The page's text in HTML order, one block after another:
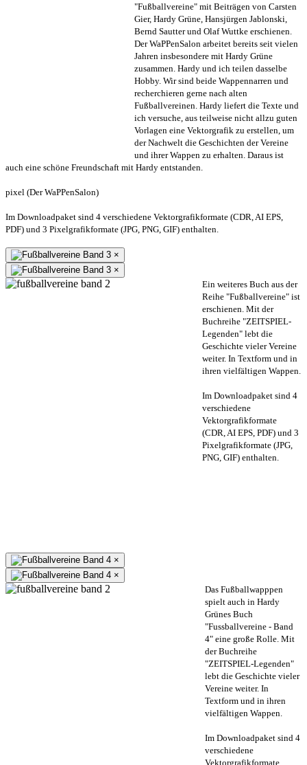
"Fußballvereine" mit Beiträgen von Carsten
Gier, Hardy Grüne, Hansjürgen Jablonski,
Bernd Sautter und Olaf Wuttke erschienen.
Der WaPPenSalon arbeitet bereits seit vielen
Jahren insbesondere mit Hardy Grüne
zusammen. Hardy und ich teilen dasselbe
Hobby. Wir sind beide Wappennarren und
recherchieren gerne nach alten
Fußballvereinen. Hardy liefert die Texte und
ich versuche, aus teilweise nicht allzu guten
Vorlagen eine Vektorgrafik zu erstellen, um
der Nachwelt die Geschichten der Vereine
und ihrer Wappen zu erhalten. Daraus ist
auch eine schöne Freundschaft mit Hardy entstanden.
pixel (Der WaPPenSalon)
Im Downloadpaket sind 4 verschiedene Vektorgrafikformate (CDR, AI EPS,
PDF) und 3 Pixelgrafikformate (JPG, PNG, GIF) enthalten.
×
×
Ein weiteres Buch aus der
Reihe "Fußballvereine" ist
erschienen. Mit der
Buchreihe "ZEITSPIEL-
Legenden" lebt die
Geschichte vieler Vereine
weiter. In Textform und in
ihren vielfältigen Wappen.
Im Downloadpaket sind 4
verschiedene
Vektorgrafikformate
(CDR, AI EPS, PDF) und 3
Pixelgrafikformate (JPG,
PNG, GIF) enthalten.
×
×
Das Fußballwapppen
spielt auch in Hardy
Grünes Buch
"Fussballvereine - Band
4" eine große Rolle. Mit
der Buchreihe
"ZEITSPIEL-Legenden"
lebt die Geschichte vieler
Vereine weiter. In
Textform und in ihren
vielfältigen Wappen.
Im Downloadpaket sind 4
verschiedene
Vektorgrafikformate